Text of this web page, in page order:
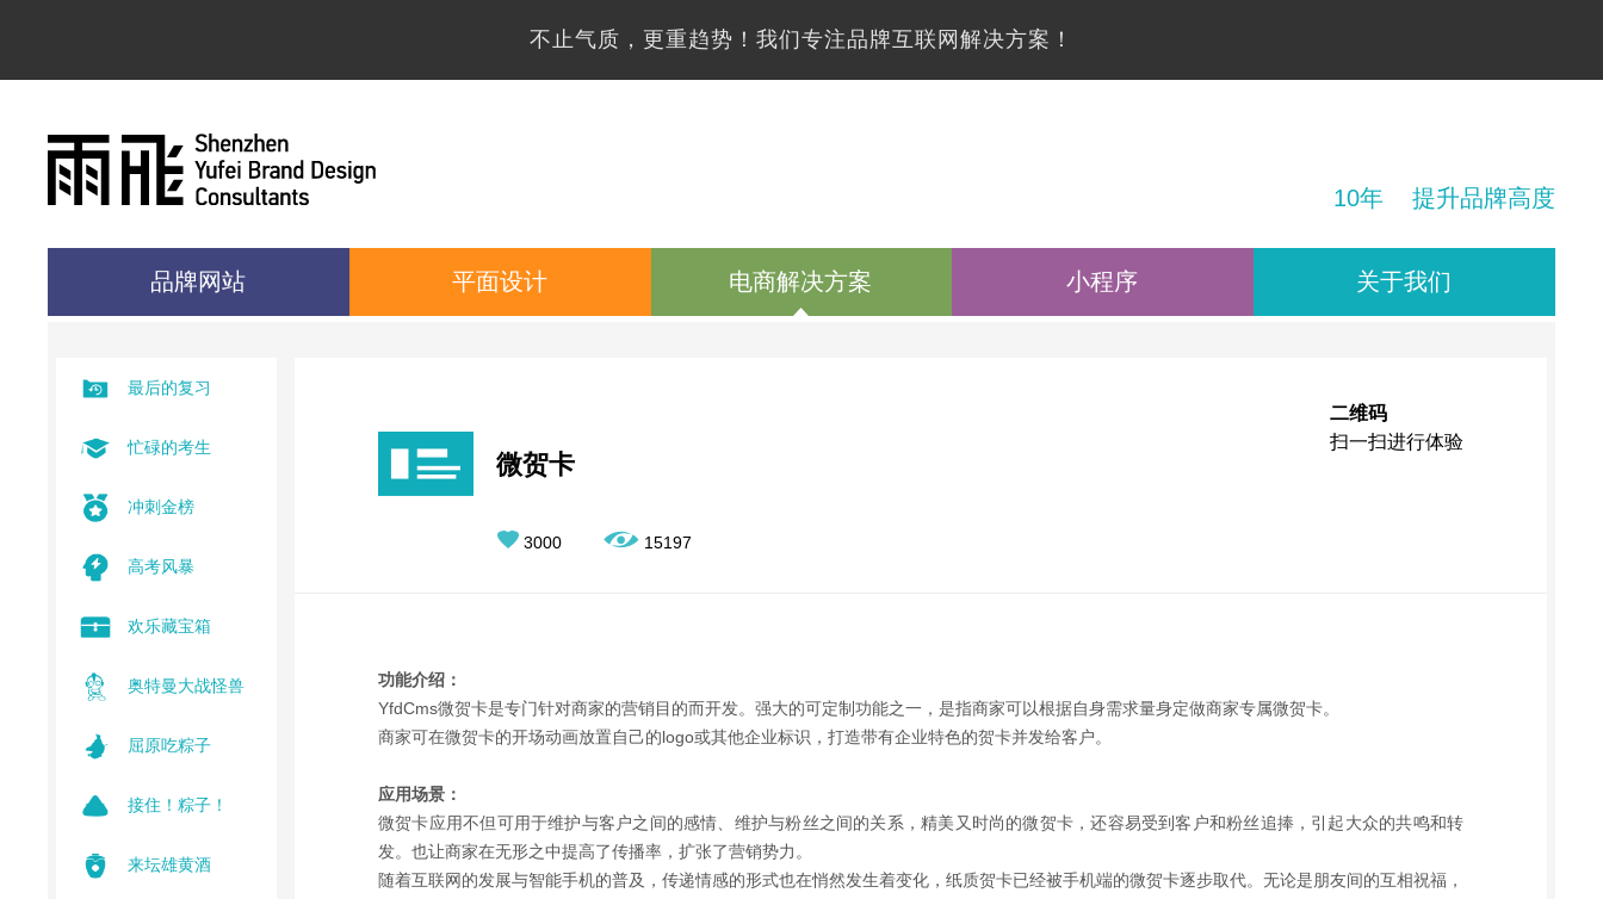
不止气质，更重趋势！我们专注品牌互联网解决方案！
10年 提升品牌高度
品牌网站 平面设计 电商解决方案 小程序 关于我们
最后的复习
忙碌的考生
冲刺金榜
高考风暴
欢乐藏宝箱
奥特曼大战怪兽
屈原吃粽子
接住！粽子！
来坛雄黄酒
微贺卡
3000 15197
二维码
扫一扫进行体验
功能介绍：
YfdCms微贺卡是专门针对商家的营销目的而开发。强大的可定制功能之一，是指商家可以根据自身需求量身定做商家专属微贺卡。
商家可在微贺卡的开场动画放置自己的logo或其他企业标识，打造带有企业特色的贺卡并发给客户。
应用场景：
微贺卡应用不但可用于维护与客户之间的感情、维护与粉丝之间的关系，精美又时尚的微贺卡，还容易受到客户和粉丝追捧，引起大众的共鸣和转
发。也让商家在无形之中提高了传播率，扩张了营销势力。
随着互联网的发展与智能手机的普及，传递情感的形式也在悄然发生着变化，纸质贺卡已经被手机端的微贺卡逐步取代。无论是朋友间的互相祝福，